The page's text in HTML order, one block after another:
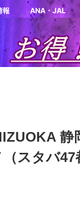
報 ANA・JAL
静
スタバ47